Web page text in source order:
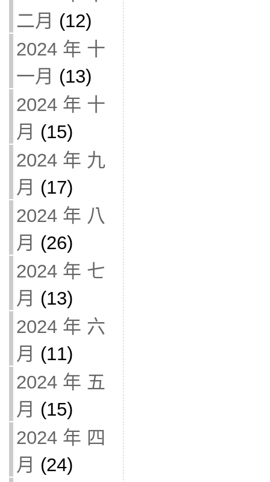
二月 (12)
2024 年 十
一月 (13)
2024 年 十
月 (15)
2024 年 九
月 (17)
2024 年 八
月 (26)
2024 年 七
月 (13)
2024 年 六
月 (11)
2024 年 五
月 (15)
2024 年 四
月 (24)